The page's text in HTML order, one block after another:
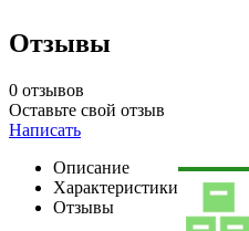
Отзывы
0 отзывов
Оставьте свой отзыв
Написать
Описание
Характеристики
Отзывы